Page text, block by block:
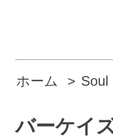
ホーム > Soul
バーケイ